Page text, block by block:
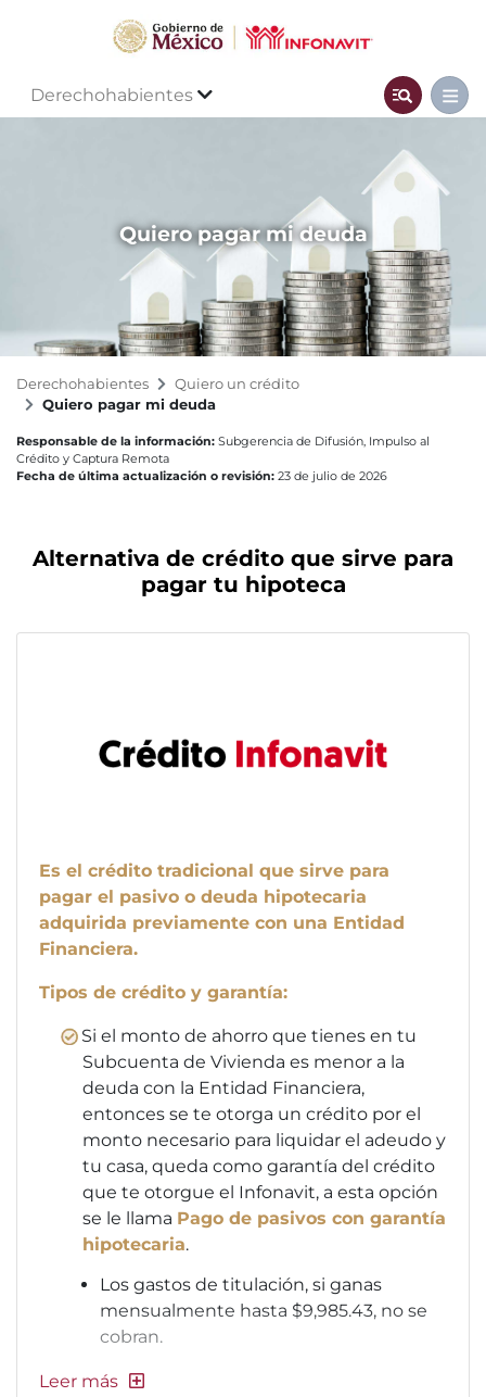
Derechohabientes
Quiero pagar mi deuda
Derechohabientes
Quiero un crédito
Quiero pagar mi deuda
Responsable de la información: Subgerencia de Difusión, Impulso al
Crédito y Captura Remota
Fecha de última actualización o revisión: 23 de julio de 2026
Alternativa de crédito que sirve para
pagar tu hipoteca
Es el crédito tradicional que sirve para
pagar el pasivo o deuda hipotecaria
adquirida previamente con una Entidad
Financiera.
Tipos de crédito y garantía:
Si el monto de ahorro que tienes en tu
Subcuenta de Vivienda es menor a la
deuda con la Entidad Financiera,
entonces se te otorga un crédito por el
monto necesario para liquidar el adeudo y
tu casa, queda como garantía del crédito
que te otorgue el Infonavit, a esta opción
se le llama Pago de pasivos con garantía
hipotecaria.
Los gastos de titulación, si ganas
mensualmente hasta $9,985.43, no se
cobran.